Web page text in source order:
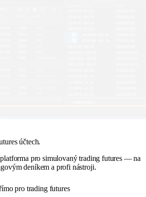
účtech.
pro simulovaný trading futures — na
deníkem a profi nástroji.
pro trading futures